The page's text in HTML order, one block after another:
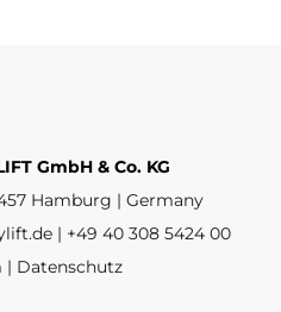
GmbH & Co. KG
Hamburg | Germany
| +49 40 308 5424 00
| Datenschutz